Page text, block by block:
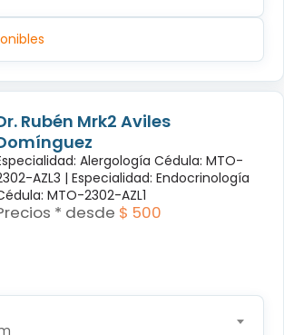
Rubén Mrk2 Aviles
Alergología Cédula: MTO-
AZL3 | Especialidad: Endocrinología
MTO-2302-AZL1
* desde $ 500